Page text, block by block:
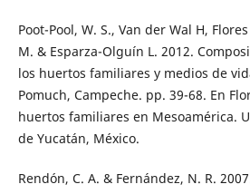
Poot-Pool, W. S., Van der Wal H,
M. & Esparza-Olguín L. 2012.
los huertos familiares y medios de
Pomuch, Campeche. pp. 39-68. En
huertos familiares en Mesoamérica.
de Yucatán, México.
Rendón, C. A. & Fernández, N. R.